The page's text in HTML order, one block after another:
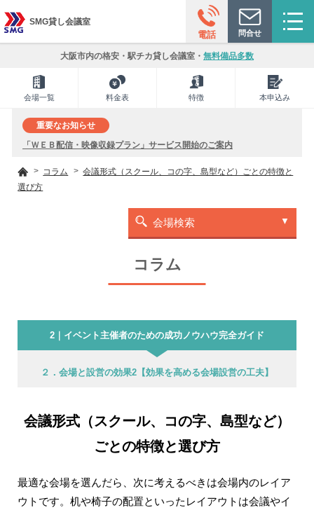
電話 問合せ
SMG貸し会議室
大阪市内の格安・駅チカ貸し会議室・ 無料備品多数
会場一覧 料金表 特徴 本申込み
重要なお知らせ
「ＷＥＢ配信・映像収録プラン」サービス開始のご案内
コラム
会議形式（スクール、コの字、島型など）ごとの特徴と
選び方
会場検索
コラム
2｜イベント主催者のための成功ノウハウ完全ガイド
２．会場と設営の効果2【効果を高める会場設営の工夫】
会議形式（スクール、コの字、島型など）
ごとの特徴と選び方
最適な会場を選んだら、次に考えるべきは会場内のレイア
ウトです。机や椅子の配置といったレイアウトは会議やイ